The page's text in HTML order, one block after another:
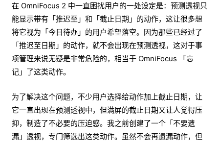
在 OmniFocus 2 中一直困扰用户的一处设定是：预测透视只
能显示带有「推迟至」和「截止日期」的动作，这让很多想
将它视为「今日待办」的用户希望落空。因为那些已经过了
「推迟至日期」的动作，就不会出现在预测透视，这对于事
项管理来说无疑是非常危险的，相当于 OmniFocus 「忘
记」了这类动作。
为了解决这个问题，不少用户选择给动作加上截止日期，让
它一直出现在预测透视中，但满屏的截止日期又让人觉得压
抑，制造了不必要的压迫感。我之前创建了一个「不要遗
漏」透视，专门筛选出这类动作。虽然不会再遗漏动作，但